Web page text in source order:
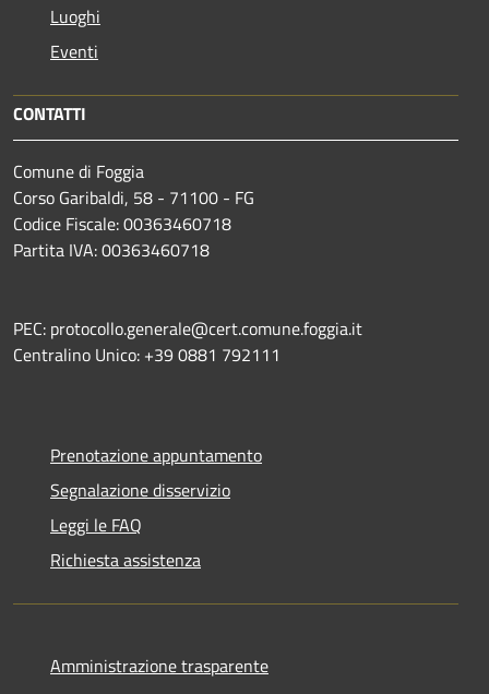
Luoghi
Eventi
CONTATTI
Comune di Foggia
Corso Garibaldi, 58 - 71100 - FG
Codice Fiscale: 00363460718
Partita IVA: 00363460718
PEC: protocollo.generale@cert.comune.foggia.it
Centralino Unico: +39 0881 792111
Prenotazione appuntamento
Segnalazione disservizio
Leggi le FAQ
Richiesta assistenza
Amministrazione trasparente